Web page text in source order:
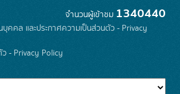
จำนวนผู้เข้าชม 1340440
คคล และประกาศความเป็นส่วนตัว - Privacy
- Privacy Policy